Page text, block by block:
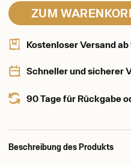
ZUM
Kostenloser Versand ab
Schneller und sicherer
90 Tage für Rückgabe
Beschreibung des Produkts